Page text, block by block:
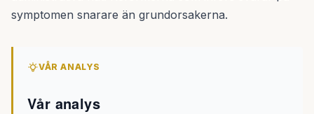
symptomen snarare än grundorsakerna.
VÅR ANALYS
Vår analys